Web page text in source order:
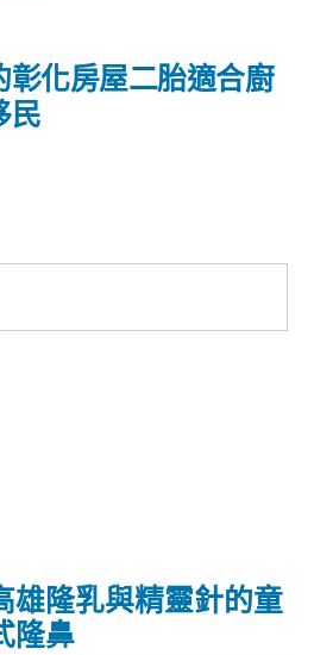
彰化房屋二胎適合廚
民
雄隆乳與精靈針的童
隆鼻